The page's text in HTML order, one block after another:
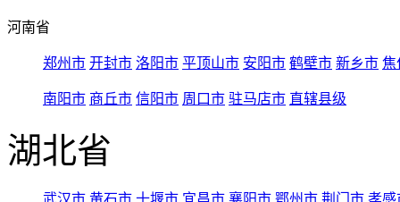
河南省
郑州市 开封市 洛阳市 平顶山市 安阳市 鹤壁市 新乡市 焦
南阳市 商丘市 信阳市 周口市 驻马店市 直辖县级
湖北省
武汉市 黄石市 十堰市 宜昌市 襄阳市 鄂州市 荆门市 孝感